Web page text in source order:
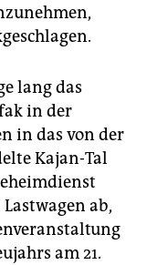
lang das
in der
in das von der
Kajan-Tal
ab,
am 21.